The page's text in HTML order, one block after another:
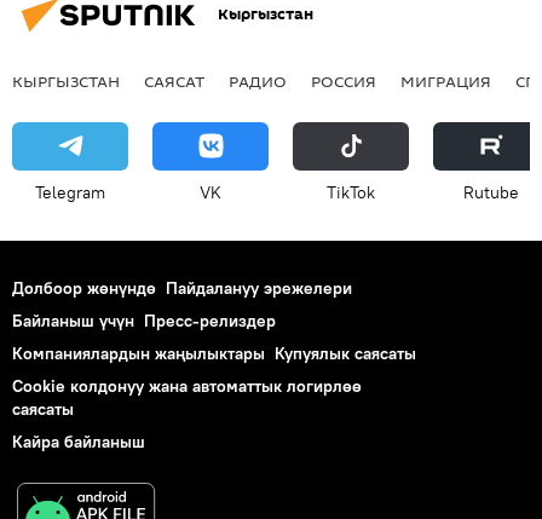
Кыргызстан
КЫРГЫЗСТАН САЯСАТ РАДИО РОССИЯ МИГРАЦИЯ
Telegram VK ТikТоk Rutube
Долбоор жөнүндө Пайдалануу эрежелери
Байланыш үчүн Пресс-релиздер
Компаниялардын жаңылыктары Купуялык саясаты
Cookie колдонуу жана автоматтык логирлөө
саясаты
Кайра байланыш